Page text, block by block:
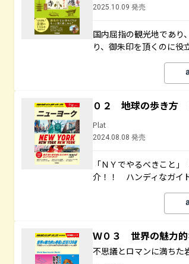
2025.10.09 発売
国内屈指の観光地であり
り、御朱印を頂くのに役
０２ 地球の歩き方
Plat
2024.08.08 発売
「ＮＹでやるべきこと
介！！ ハンディなガイド
Ｗ０３ 世界の魅力
不思議とロマンに満ちた